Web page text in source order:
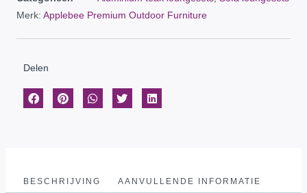
Merk: Applebee Premium Outdoor Furniture
Delen
BESCHRIJVING AANVULLENDE INFORMATIE